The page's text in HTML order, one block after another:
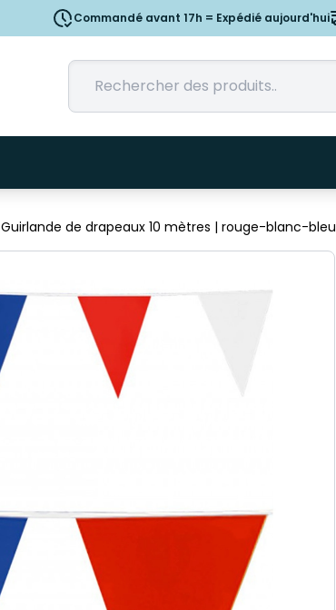
Commandé avant 17h = Expédié aujourd'hui
Guirlande de drapeaux 10 mètres | rouge-blanc-bleu